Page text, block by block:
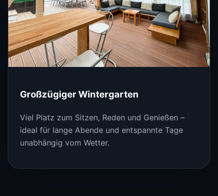
Großzügiger Wintergarten
Viel Platz zum Sitzen, Reden und Genießen –
ideal für lange Abende und entspannte Tage
unabhängig vom Wetter.